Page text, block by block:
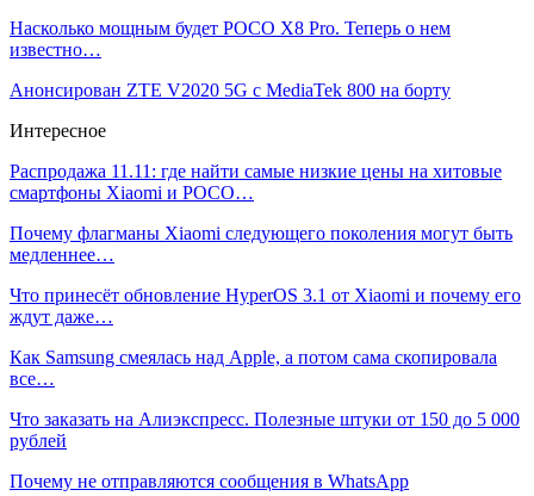
Насколько мощным будет POCO X8 Pro. Теперь о нем
известно…
Анонсирован ZTE V2020 5G с MediaTek 800 на борту
Интересное
Распродажа 11.11: где найти самые низкие цены на хитовые
смартфоны Xiaomi и POCO…
Почему флагманы Xiaomi следующего поколения могут быть
медленнее…
Что принесёт обновление HyperOS 3.1 от Xiaomi и почему его
ждут даже…
Как Samsung смеялась над Apple, а потом сама скопировала
все…
Что заказать на Алиэкспресс. Полезные штуки от 150 до 5 000
рублей
Почему не отправляются сообщения в WhatsApp